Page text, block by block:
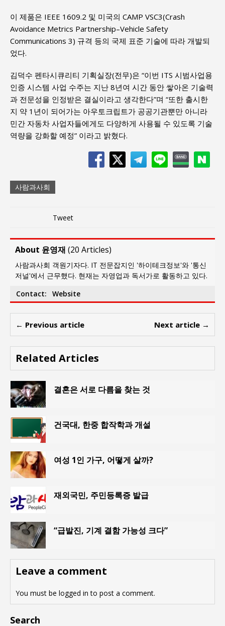
이 제품은 IEEE 1609.2 및 미국의 CAMP VSC3(Crash
Avoidance Metrics Partnership–Vehicle Safety
Communications 3) 규격 등의 국제 표준 기술에 따라 개발되
었다.
김덕수 펜타시큐리티 기획실장(전무)은 “이번 ITS 시범사업용
인증 시스템 사업 수주는 지난 8년여 시간 동안 쌓아온 기술력
과 전문성을 인정받은 결실이라고 생각한다”며 “또한 출시한
지 약 1년이 되어가는 아우토크립트가 공공기관뿐만 아니라
민간 자동차 사업자들에게도 다양하게 사용될 수 있도록 기술
역량을 강화할 예정” 이라고 밝혔다.
사람과사회
Tweet
About 윤영재 (20 Articles)
사람과사회 객원기자다. IT 전문잡지인 '하이테크정보'와 '통신
저널'에서 근무했다. 현재는 자영업과 독서가로 활동하고 있다.
Contact:
Website
← Previous article Next article →
Related Articles
결혼은 서로 다름을 찾는 것
건국대, 한중 합작학과 개설
여성 1인 가구, 어떻게 살까?
재외국민, 주민등록증 발급
“급발진, 기계 결함 가능성 크다”
Leave a comment
You must be logged in to post a comment.
Search